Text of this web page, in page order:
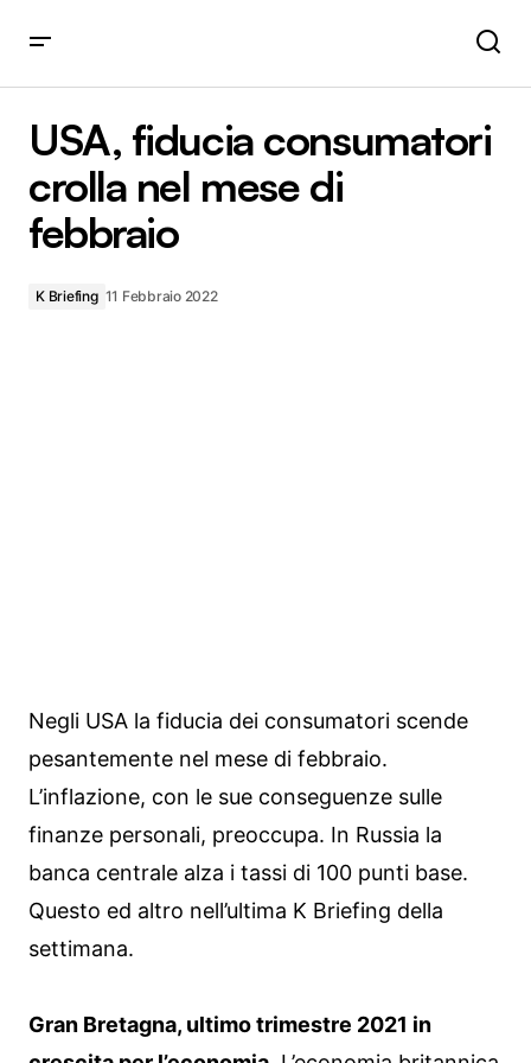
USA, fiducia consumatori
crolla nel mese di
febbraio
K Briefing 11 Febbraio 2022
Negli USA la fiducia dei consumatori scende
pesantemente nel mese di febbraio.
L’inflazione, con le sue conseguenze sulle
finanze personali, preoccupa. In Russia la
banca centrale alza i tassi di 100 punti base.
Questo ed altro nell’ultima K Briefing della
settimana.
Gran Bretagna, ultimo trimestre 2021 in